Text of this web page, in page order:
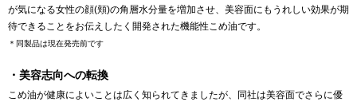
が気になる女性の顔(頬)の角層水分量を増加させ、美容面にもうれしい効果が期
待できることをお伝えしたく開発された機能性こめ油です。
＊同製品は現在発売前です
・美容志向への転換
こめ油が健康によいことは広く知られてきましたが、同社は美容面でさらに優